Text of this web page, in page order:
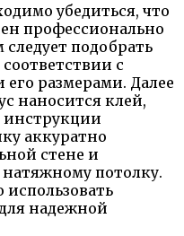
убедиться, что
профессионально
подобрать
с
размерами. Далее
наносится клей,
инструкции
аккуратно
стене и
потолку.
надежной